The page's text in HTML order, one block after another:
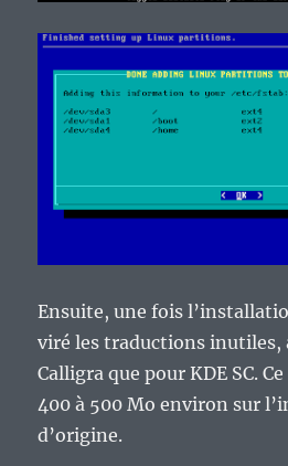
Ensuite, une fois
viré les traductions inutiles,
Calligra que pour KDE SC.
400 à 500 Mo environ sur
d’origine.